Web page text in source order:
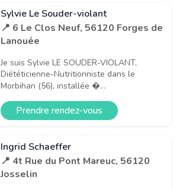
Sylvie Le Souder-violant
📍 6 Le Clos Neuf, 56120 Forges de
Lanouée
Je suis Sylvie LE SOUDER-VIOLANT,
Diététicienne-Nutritionniste dans le
Morbihan (56), installée �...
Prendre rendez-vous
Ingrid Schaeffer
📍 4t Rue du Pont Mareuc, 56120
Josselin